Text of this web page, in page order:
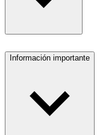
Información importante